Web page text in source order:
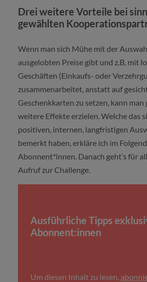
Drei weitere Vorteile bei
gewählten
Wenn man sich Mühe mit der
ausgelobten Preise gibt und z.B. mit
Geschäften (Einkaufs- oder
zusammenarbeitet, anstatt auf
Geschenkkarten zu setzen, kann man
weitere Effekte erzielen. Welche das
positiven, internen, langfristigen
bemerkt haben, erkläre ich im
Abonnent*innen. Danach geht’s für
Aufruf zur Challenge.
Ausführliche Tipps
Abonnent:innen
Um diesen Inhalt zu lesen,